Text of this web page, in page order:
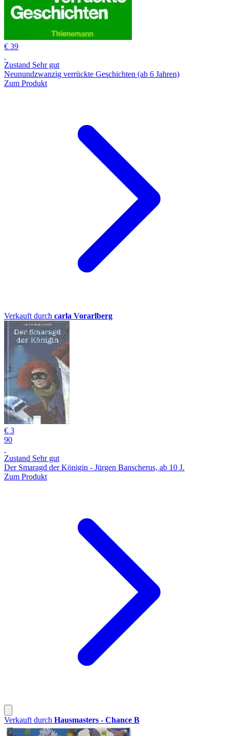
€ 39
Zustand Sehr gut
Neunundzwanzig verrückte Geschichten (ab 6 Jahren)
Zum Produkt
Verkauft durch carla Vorarlberg
€ 3
90
Zustand Sehr gut
Der Smaragd der Königin - Jürgen Banscherus, ab 10 J.
Zum Produkt
Verkauft durch Hausmasters - Chance B